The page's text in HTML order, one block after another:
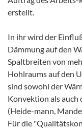
erstellt.
In ihr wird der
Dämmung auf den
Spaltbreiten von
Hohlraums auf den
sind sowohl der
Konvektion als auch
(Heide-mann,
Für die